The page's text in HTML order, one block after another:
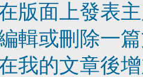
版面上發表
輯或刪除一
我的文章後